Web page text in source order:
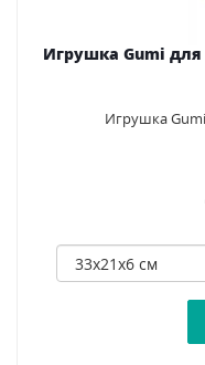
Игрушка Gumi для
Игрушка